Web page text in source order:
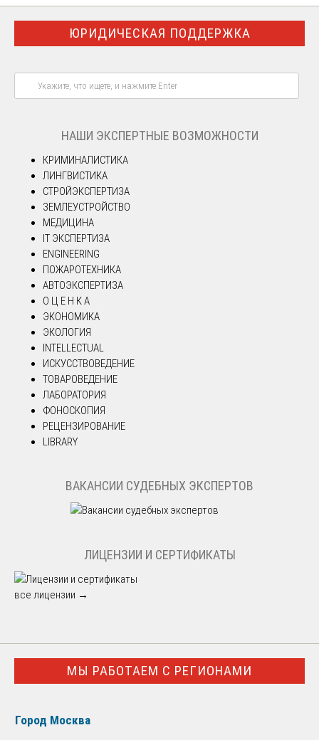
ЮРИДИЧЕСКАЯ ПОДДЕРЖКА
НАШИ ЭКСПЕРТНЫЕ ВОЗМОЖНОСТИ
КРИМИНАЛИСТИКА
ЛИНГВИСТИКА
СТРОЙЭКСПЕРТИЗА
ЗЕМЛЕУСТРОЙСТВО
МЕДИЦИНА
IT ЭКСПЕРТИЗА
ENGINEERING
ПОЖАРОТЕХНИКА
АВТОЭКСПЕРТИЗА
О Ц Е Н К А
ЭКОНОМИКА
ЭКОЛОГИЯ
INTELLECTUAL
ИСКУССТВОВЕДЕНИЕ
ТОВАРОВЕДЕНИЕ
ЛАБОРАТОРИЯ
ФОНОСКОПИЯ
РЕЦЕНЗИРОВАНИЕ
LIBRARY
ВАКАНСИИ СУДЕБНЫХ ЭКСПЕРТОВ
ЛИЦЕНЗИИ И СЕРТИФИКАТЫ
все лицензии →
МЫ РАБОТАЕМ С РЕГИОНАМИ
Город Москва